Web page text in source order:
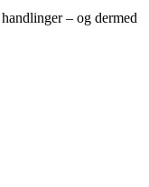
– og dermed